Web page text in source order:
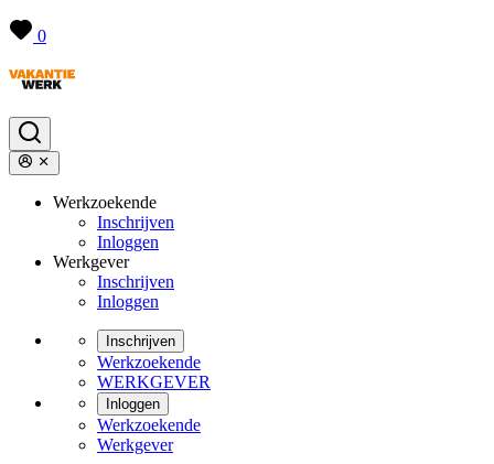
0
Werkzoekende
Inschrijven
Inloggen
Werkgever
Inschrijven
Inloggen
Inschrijven
Werkzoekende
WERKGEVER
Inloggen
Werkzoekende
Werkgever